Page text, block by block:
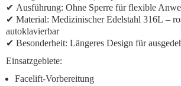
✔ Ausführung: Ohne Sperre für flexible
✔ Material: Medizinischer Edelstahl 316L –
autoklavierbar
✔ Besonderheit: Längeres Design für
Einsatzgebiete:
Facelift-Vorbereitung